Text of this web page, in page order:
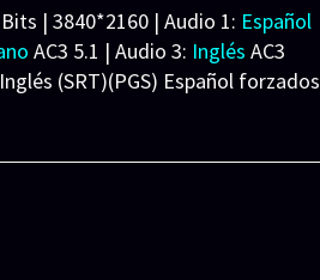
| 3840*2160 | Audio 1: Español
AC3 5.1 | Audio 3: Inglés AC3
(SRT)(PGS) Español forzados